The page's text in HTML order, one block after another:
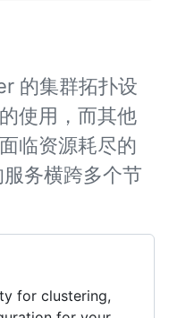
的集群拓扑设
使用，而其他
临资源耗尽的
务横跨多个节
for clustering,